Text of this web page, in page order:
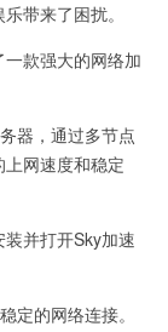
带来了困扰。
款强大的网络加
器，通过多节点
网速度和稳定
并打开Sky加速
的网络连接。